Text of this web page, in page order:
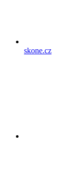
skone.cz